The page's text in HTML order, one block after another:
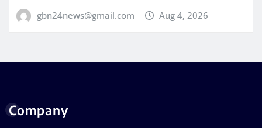
gbn24news@gmail.com Aug 4, 2026
Company